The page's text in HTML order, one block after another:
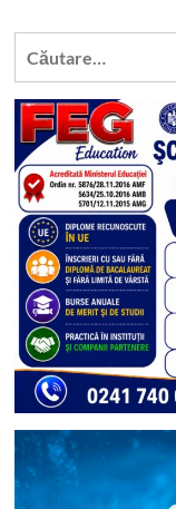
Caută